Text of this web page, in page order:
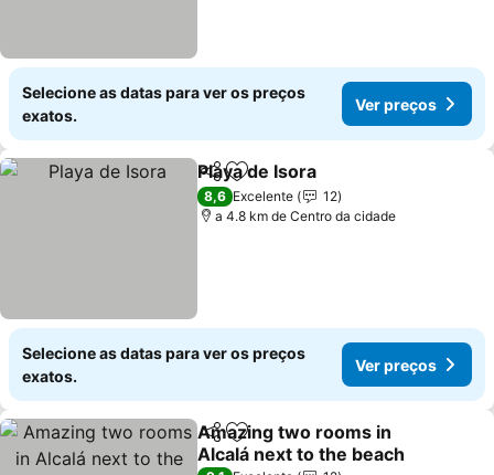
Selecione as datas para ver os preços
exatos.
Ver preços
PartilharAdicionar aos favoritos
Playa de Isora
8,6 Excelente
12
a 4.8 km de Centro da cidade
Selecione as datas para ver os preços
exatos.
Ver preços
PartilharAdicionar aos favoritos
Amazing two rooms in
Alcalá next to the beach